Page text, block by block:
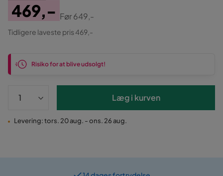
Pris
469,-
Original
Pris
Før649,-
Tidligere laveste pris 469,-
Risiko for at blive udsolgt!
Læg i kurven
Levering: tors. 20 aug. - ons. 26 aug.
14 dages fortrydelse